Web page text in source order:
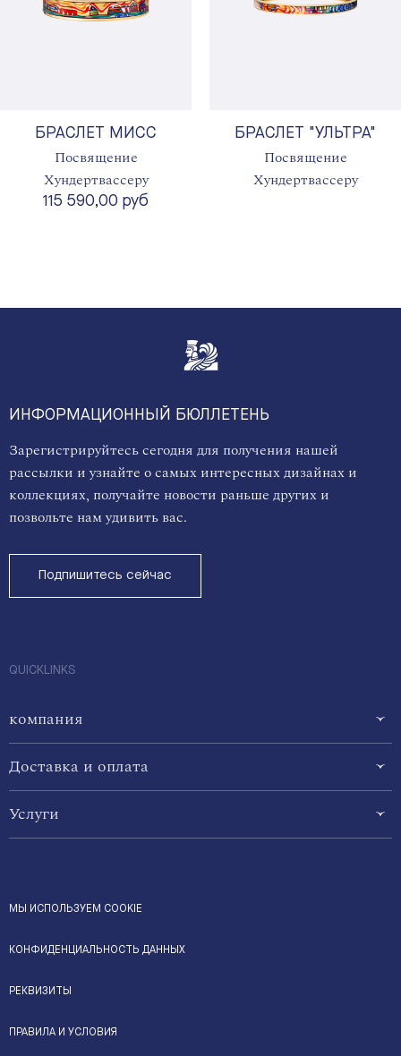
БРАСЛЕТ МИСС
Посвящение
Хундертвассеру
115 590,00 руб
БРАСЛЕТ "УЛЬТРА"
Посвящение
Хундертвассеру
ИНФОРМАЦИОННЫЙ БЮЛЛЕТЕНЬ
Зарегистрируйтесь сегодня для получения нашей
рассылки и узнайте о самых интересных дизайнах и
коллекциях, получайте новости раньше других и
позвольте нам удивить вас.
Подпишитесь сейчас
QUICKLINKS
компания
Доставка и оплата
Услуги
МЫ ИСПОЛЬЗУЕМ COOKIE
КОНФИДЕНЦИАЛЬНОСТЬ ДАННЫХ
РЕКВИЗИТЫ
ПРАВИЛА И УСЛОВИЯ